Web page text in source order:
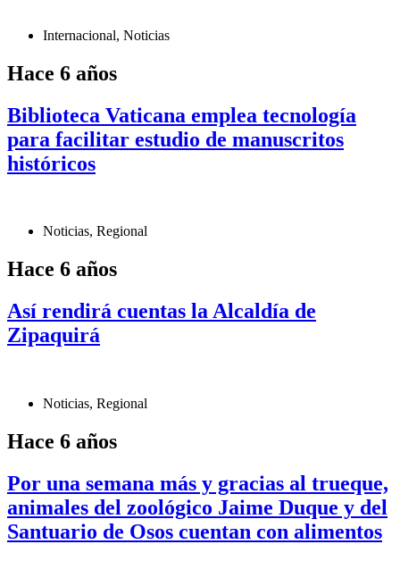
Internacional, Noticias
Hace 6 años
Biblioteca Vaticana emplea tecnología
para facilitar estudio de manuscritos
históricos
Noticias, Regional
Hace 6 años
Así rendirá cuentas la Alcaldía de
Zipaquirá
Noticias, Regional
Hace 6 años
Por una semana más y gracias al trueque,
animales del zoológico Jaime Duque y del
Santuario de Osos cuentan con alimentos